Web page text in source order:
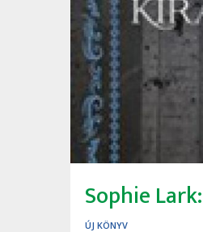
Sophie
ÚJ KÖNYV